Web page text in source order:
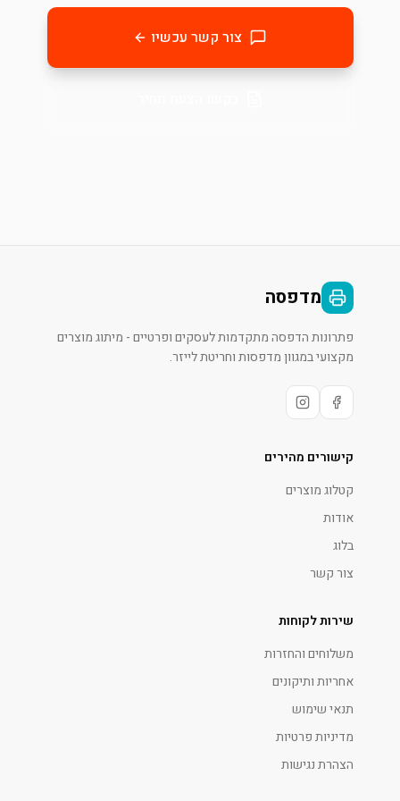
צור קשר עכשיו
מדפסה
פתרונות הדפסה מתקדמות לעסקים ופרטיים - מיתוג מוצרים
מקצועי במגוון מדפסות וחריטת לייזר.
קישורים מהירים
קטלוג מוצרים
אודות
בלוג
צור קשר
שירות לקוחות
משלוחים והחזרות
אחריות ותיקונים
תנאי שימוש
מדיניות פרטיות
הצהרת נגישות